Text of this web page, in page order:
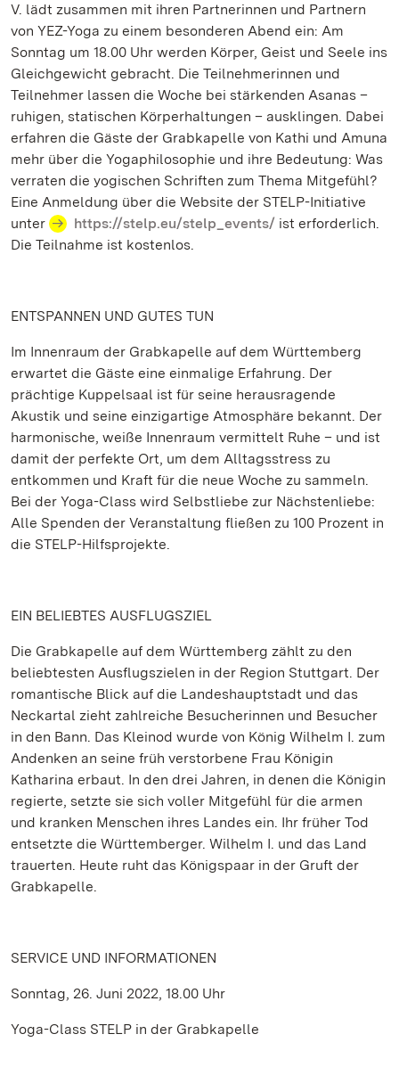
V. lädt zusammen mit ihren Partnerinnen und Partnern
von YEZ-Yoga zu einem besonderen Abend ein: Am
Sonntag um 18.00 Uhr werden Körper, Geist und Seele ins
Gleichgewicht gebracht. Die Teilnehmerinnen und
Teilnehmer lassen die Woche bei stärkenden Asanas –
ruhigen, statischen Körperhaltungen – ausklingen. Dabei
erfahren die Gäste der Grabkapelle von Kathi und Amuna
mehr über die Yogaphilosophie und ihre Bedeutung: Was
verraten die yogischen Schriften zum Thema Mitgefühl?
Eine Anmeldung über die Website der STELP-Initiative
unter
https://stelp.eu/stelp_events/ ist erforderlich.
Die Teilnahme ist kostenlos.
ENTSPANNEN UND GUTES TUN
Im Innenraum der Grabkapelle auf dem Württemberg
erwartet die Gäste eine einmalige Erfahrung. Der
prächtige Kuppelsaal ist für seine herausragende
Akustik und seine einzigartige Atmosphäre bekannt. Der
harmonische, weiße Innenraum vermittelt Ruhe – und ist
damit der perfekte Ort, um dem Alltagsstress zu
entkommen und Kraft für die neue Woche zu sammeln.
Bei der Yoga-Class wird Selbstliebe zur Nächstenliebe:
Alle Spenden der Veranstaltung fließen zu 100 Prozent in
die STELP-Hilfsprojekte.
EIN BELIEBTES AUSFLUGSZIEL
Die Grabkapelle auf dem Württemberg zählt zu den
beliebtesten Ausflugszielen in der Region Stuttgart. Der
romantische Blick auf die Landeshauptstadt und das
Neckartal zieht zahlreiche Besucherinnen und Besucher
in den Bann. Das Kleinod wurde von König Wilhelm I. zum
Andenken an seine früh verstorbene Frau Königin
Katharina erbaut. In den drei Jahren, in denen die Königin
regierte, setzte sie sich voller Mitgefühl für die armen
und kranken Menschen ihres Landes ein. Ihr früher Tod
entsetzte die Württemberger. Wilhelm I. und das Land
trauerten. Heute ruht das Königspaar in der Gruft der
Grabkapelle.
SERVICE UND INFORMATIONEN
Sonntag, 26. Juni 2022, 18.00 Uhr
Yoga-Class STELP in der Grabkapelle